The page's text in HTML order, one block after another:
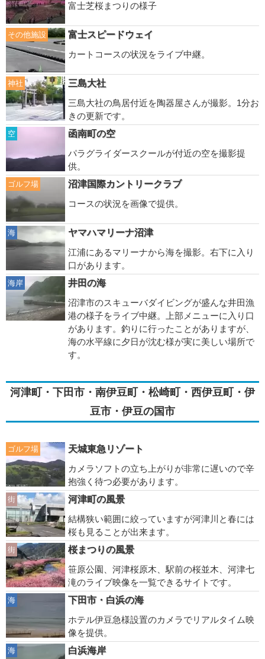
富士芝桜まつりの様子
その他施設
富士スピードウェイ
カートコースの状況をライブ中継。
神社
三島大社
三島大社の鳥居付近を陶器屋さんが撮影。1分お
きの更新です。
空
函南町の空
パラグライダースクールが付近の空を撮影提
供。
ゴルフ場
沼津国際カントリークラブ
コースの状況を画像で提供。
海
ヤマハマリーナ沼津
江浦にあるマリーナから海を撮影。右下に入り
口があります。
海岸
井田の海
沼津市のスキューバダイビングが盛んな井田漁
港の様子をライブ中継。上部メニューに入り口
があります。釣りに行ったことがありますが、
海の水平線に夕日が沈む様が実に美しい場所で
す。
河津町・下田市・南伊豆町・松崎町・西伊豆町・伊
豆市・伊豆の国市
ゴルフ場
天城東急リゾート
カメラソフトの立ち上がりが非常に遅いので辛
抱強く待つ必要があります。
街
河津町の風景
結構狭い範囲に絞っていますが河津川と春には
桜も見ることが出来ます。
街
桜まつりの風景
笹原公園、河津桜原木、駅前の桜並木、河津七
滝のライブ映像を一覧できるサイトです。
海
下田市・白浜の海
ホテル伊豆急様設置のカメラでリアルタイム映
像を提供。
海 白浜海岸